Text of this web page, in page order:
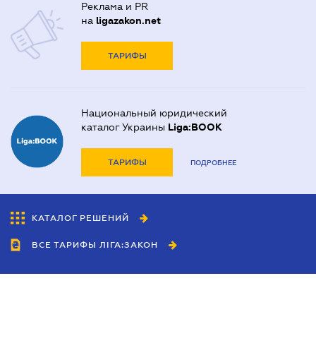
Реклама и PR
на ligazakon.net
ТАРИФЫ
Национальный юридический
каталог Украины Liga:BOOK
ТАРИФЫ ПОДРОБНЕЕ
КАТАЛОГ РЕШЕНИЙ
ВСЕ ТАРИФЫ ЛІГА:ЗАКОН